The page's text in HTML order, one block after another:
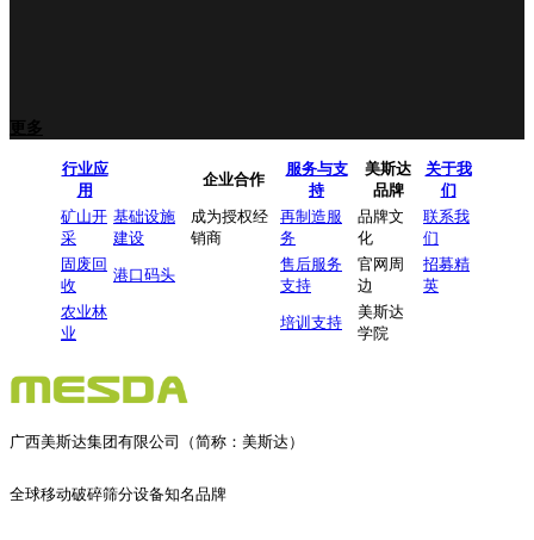
更多
行业应
用
企业合作
服务与支
持
美斯达
品牌
关于我
们
矿山开
采
基础设施
建设
成为授权经
销商
再制造服
务
品牌文
化
联系我
们
固废回
收
港口码头
售后服务
支持
官网周
边
招募精
英
农业林
业
培训支持
美斯达
学院
广西美斯达集团有限公司（简称：美斯达）
全球移动破碎筛分设备知名品牌